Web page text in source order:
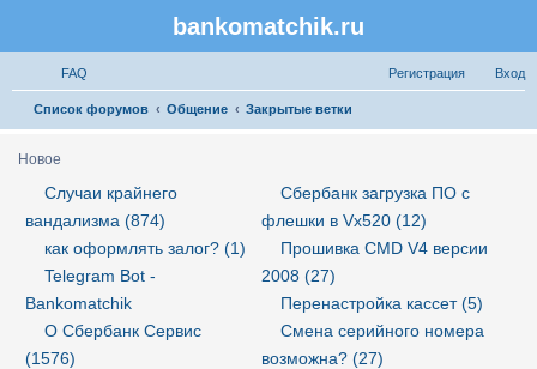
bankomatchik.ru
FAQ Вход
Регистрация
Список форумов Общение Закрытые ветки
Новое
Сбербанк загрузка ПО с
флешки в Vx520 (12)
Прошивка CMD V4 версии
2008 (27)
Перенастройка кассет (5)
Смена серийного номера
возможна? (27)
Случаи крайнего
вандализма (874)
как оформлять залог? (1)
Telegram Bot -
Bankomatchik
О Сбербанк Сервис
(1576)